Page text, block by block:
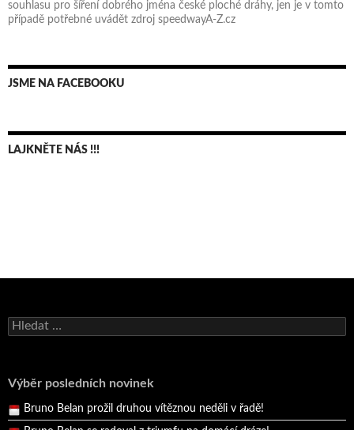
souhlasu pro šíření dobrého jména české ploché dráhy, jen je v tomto
případě potřebné uvádět zdroj speedwayA-Z.cz
JSME NA FACEBOOKU
LAJKNĚTE NÁS !!!
Vyhledávání
Výběr posledních novinek
Andy Appleton obhájil dlouhodrážní titul!
Bruno Belan prožil druhou vítěznou neděli v řadě!
Bruno Belan se radoval z triumfu na domácí dráze!